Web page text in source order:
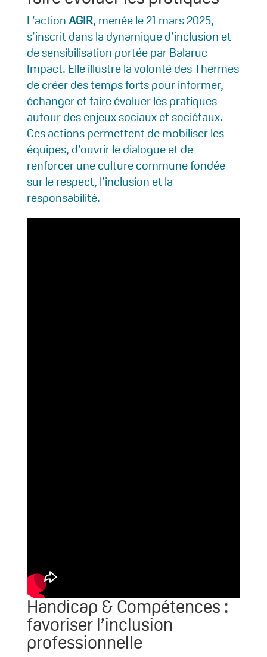
L’actionAGIR, menée le 21 mars 2025,
s’inscrit dans la dynamique d’inclusion et
de sensibilisation portée par Balaruc
Impact. Elle illustre la volonté des Thermes
de créer des temps forts pour informer,
échanger et faire évoluer les pratiques
autour des enjeux sociaux et sociétaux.
Ces actions permettent de mobiliser les
équipes, d’ouvrir le dialogue et de
renforcer une culture commune fondée
sur le respect, l’inclusion et la
responsabilité.
Handicap & Compétences :
favoriser l’inclusion
professionnelle